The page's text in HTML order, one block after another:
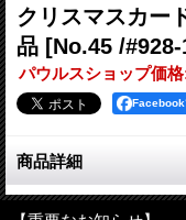
クリスマスカー
品 [No.45 /#928-
パウルスショップ価格
Facebook
商品詳細
大切な人にクリスマス